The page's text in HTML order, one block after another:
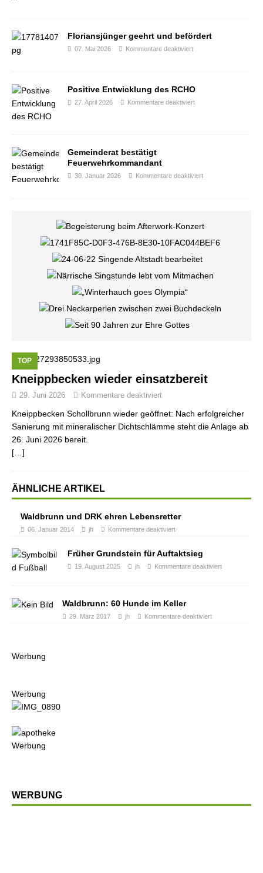
Floriansjünger geehrt und befördert
07. Mai 2026 Kommentare deaktiviert
Positive Entwicklung des RCHO
27. April 2026 Kommentare deaktiviert
Gemeinderat bestätigt
Feuerwehrkommandant
30. Januar 2026 Kommentare deaktiviert
TOP
Kneippbecken wieder einsatzbereit
29. Juni 2026 Kommentare deaktiviert
Kneippbecken Schollbrunn wieder geöffnet: Nach erfolgreicher
Sanierung mit mineralischer Dichtschlämme steht die Anlage ab
26. Juni 2026 bereit.
[…]
ÄHNLICHE ARTIKEL
Waldbrunn und DRK ehren Lebensretter
06. Januar 2014 jh Kommentare deaktiviert
Früher Grundstein für Auftaktsieg
19. August 2025 jh Kommentare deaktiviert
Waldbrunn: 60 Hunde im Keller
29. März 2017 jh Kommentare deaktiviert
Werbung
Werbung
Werbung
WERBUNG